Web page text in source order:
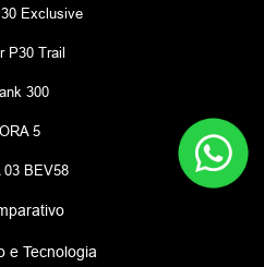
Exclusive
P30 Trail
300
ORA 5
03 BEV58
e Tecnologia